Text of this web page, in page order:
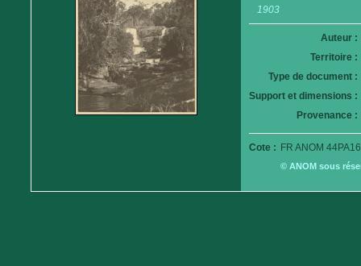
1903
Auteur :
Territoire :
Type de document :
Support et dimensions :
Provenance :
Cote : FR ANOM
© ANOM sous